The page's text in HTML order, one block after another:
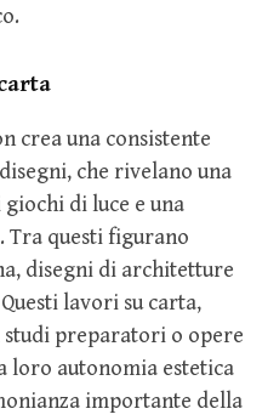
crea una consistente
che rivelano una
di luce e una
Tra questi figurano
disegni di architetture
lavori su carta,
studi preparatori o opere
loro autonomia estetica
importante della